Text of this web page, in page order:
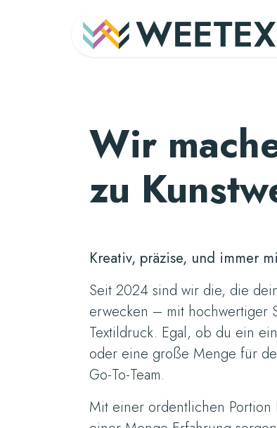
Wir
zu
Kreativ, präzise, und immer
Seit 2024 sind wir die, die
erwecken – mit hochwertiger
Textildruck. Egal, ob du ein
oder eine große Menge für
Go-To-Team.
Mit einer ordentlichen Portion